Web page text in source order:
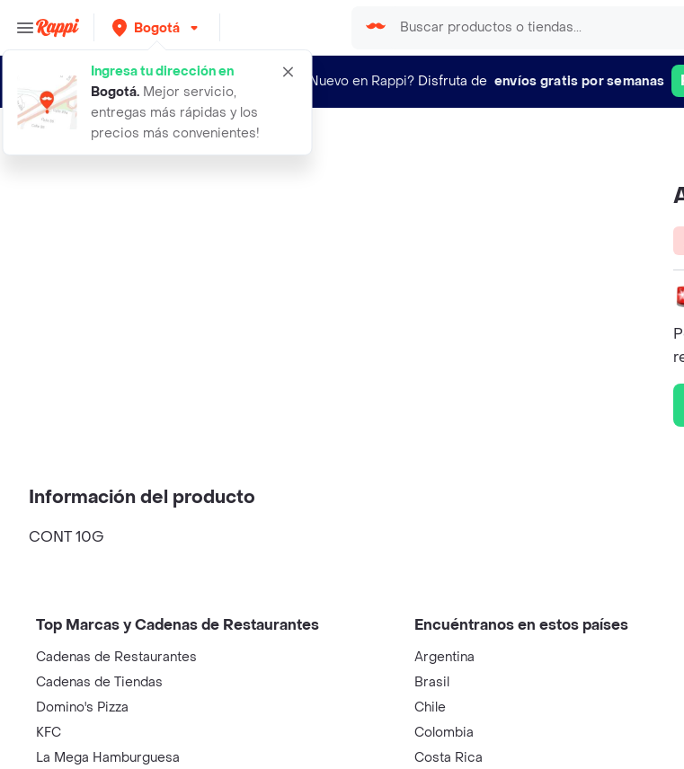
Bogotá
Ingresa tu dirección en
Bogotá. Mejor servicio,
entregas más rápidas y los
precios más convenientes!
¿Nuevo en Rappi? Disfruta de envíos gratis por semanas
aceite de argan
Información del producto
CONT 10G
Top Marcas y Cadenas de Restaurantes
Cadenas de Restaurantes
Cadenas de Tiendas
Domino's Pizza
KFC
La Mega Hamburguesa
Encuéntranos en estos países
Argentina
Brasil
Chile
Colombia
Costa Rica